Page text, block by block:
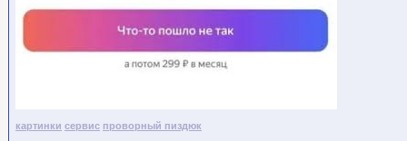
картинки сервис проворный пиздюк